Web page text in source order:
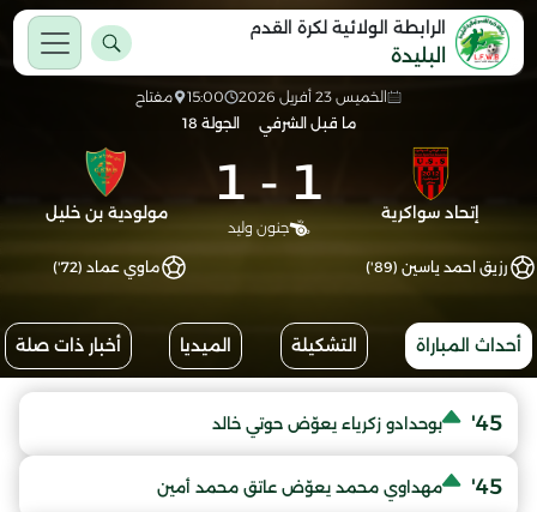
الرابطة الولائية لكرة القدم
البليدة
الخميس 23 أفريل 2026 15:00
مفتاح
ما قبل الشرفي
الجولة 18
إتحاد سواكرية 1
-
1
جنون وليد
مولودية بن خليل
رزيق احمد ياسين (89') ماوي عماد (72')
أحداث المباراة التشكيلة الميديا أخبار ذات صلة
45' بوحدادو زكرياء يعوّض حوتي خالد
45' مهداوي محمد يعوّض عاتق محمد أمين